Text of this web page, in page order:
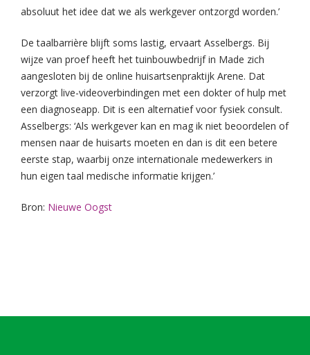
absoluut het idee dat we als werkgever ontzorgd worden.’
De taalbarrière blijft soms lastig, ervaart Asselbergs. Bij
wijze van proef heeft het tuinbouwbedrijf in Made zich
aangesloten bij de online huisartsenpraktijk Arene. Dat
verzorgt live-videoverbindingen met een dokter of hulp met
een diagnoseapp. Dit is een alternatief voor fysiek consult.
Asselbergs: ‘Als werkgever kan en mag ik niet beoordelen of
mensen naar de huisarts moeten en dan is dit een betere
eerste stap, waarbij onze internationale medewerkers in
hun eigen taal medische informatie krijgen.’
Bron: Nieuwe Oogst